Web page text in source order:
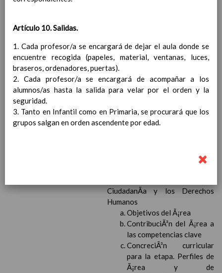
las competencias clave
ConcreciÃ³n curricular
Ã¡rea y de competencias
Ãrea de EducaciÃ³n ArtÃ­stica
ContribuciÃ³n del Ã¡rea a
las competencias clave
Ã¡rea y de
CiudadanÃ­a y los Derechos
Humanos
Objetivos del Ã¡rea
ContribuciÃ³n del Ã¡rea a
las competencias clave
ConcreciÃ³n curricular
para la etapa. Perfiles de
Ã¡rea y de
Artículo 10. Salidas.
1. Cada profesor/a se encargará de dejar el aula donde se
encuentre recogida (papeles, material, ventanas, luces,
braseros, ordenadores, puertas).
2. Cada profesor/a se encargará de acompañar a los
alumnos/as hasta la salida para velar por el orden y la
seguridad.
3. Tanto en Infantil como en Primaria, se procurará que los
grupos salgan en orden ascendente por edad.